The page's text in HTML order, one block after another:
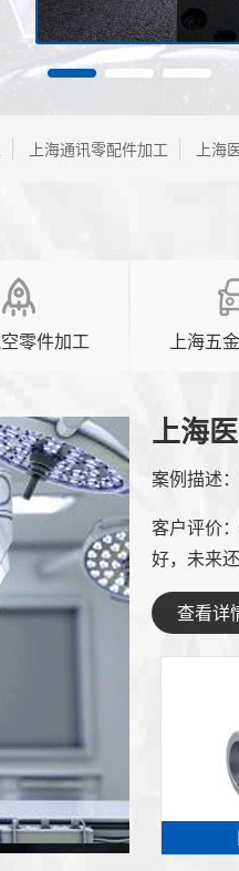
上海通讯零配件加工 上海
零件加工 上海五
上海
案例描述：
客户评价：
好，未来
查看详